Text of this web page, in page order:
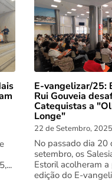
E-vangelizar/25:
Rui Gouveia
Catequistas a
Longe"
22 de Setembro, 2025
No passado dia 20
setembro, os
Estoril acolheram a
edição do E-